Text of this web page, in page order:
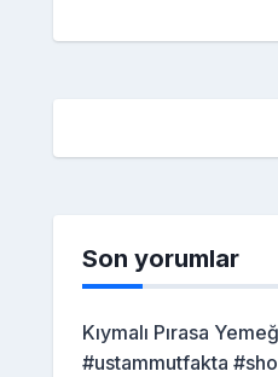
Son yorumlar
Kıymalı Pırasa
#ustammutfakta